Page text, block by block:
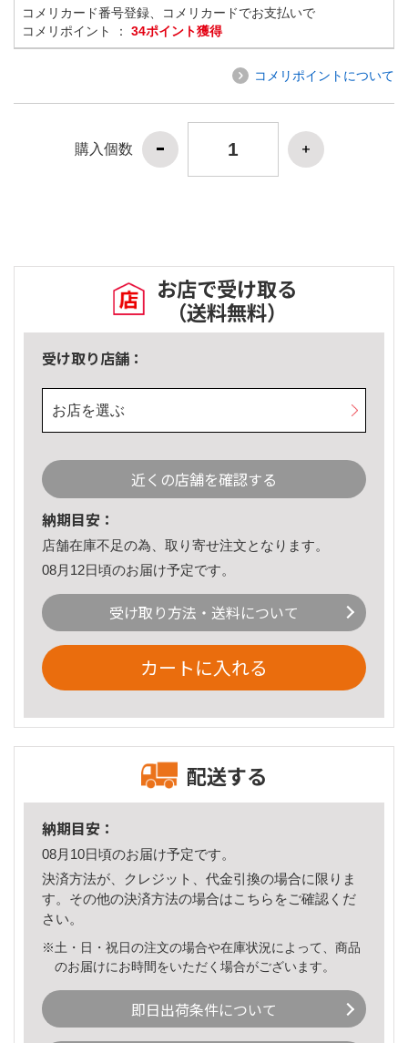
コメリカード番号登録、コメリカードでお支払いで
コメリポイント ： 34ポイント獲得
コメリポイントについて
購入個数
お店で受け取る
（送料無料）
受け取り店舗：
お店を選ぶ
近くの店舗を確認する
納期目安：
店舗在庫不足の為、取り寄せ注文となります。
08月12日頃のお届け予定です。
受け取り方法・送料について
カートに入れる
配送する
納期目安：
08月10日頃のお届け予定です。
決済方法が、クレジット、代金引換の場合に限りま
す。その他の決済方法の場合はこちら をご確認くだ
さい。
※土・日・祝日の注文の場合や在庫状況によって、商品
のお届けにお時間をいただく場合がございます。
即日出荷条件について